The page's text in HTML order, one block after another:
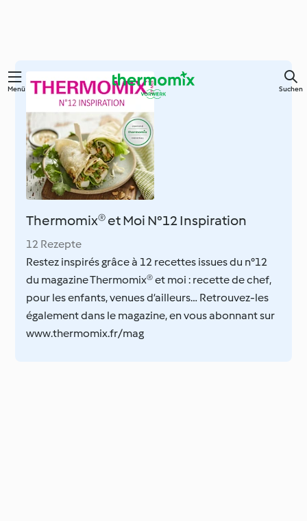
Springe
Hauptinhalt
Menü Suchen
Thermomix® et Moi N°12 Inspiration
12 Rezepte
Restez inspirés grâce à 12 recettes issues du n°12
du magazine Thermomix® et moi : recette de chef,
pour les enfants, venues d’ailleurs… Retrouvez-les
également dans le magazine, en vous abonnant sur
www.thermomix.fr/mag